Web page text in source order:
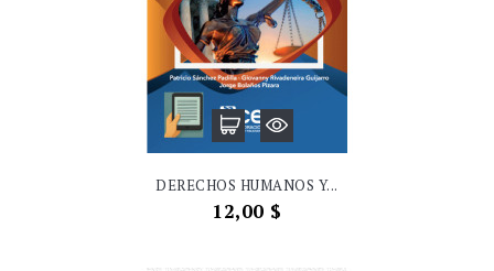
DERECHOS HUMANOS Y...
Precio
12,00 $